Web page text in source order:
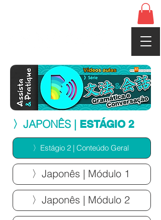
〉JAPONÊS | ESTÁGIO 2
〉Estágio 2 | Conteúdo Geral
〉Japonês | Módulo 1
〉Japonês | Módulo 2